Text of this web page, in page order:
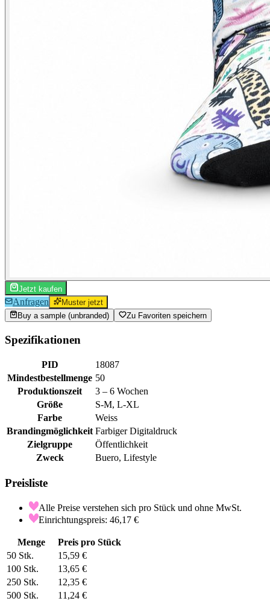
Jetzt kaufen
Anfragen
Muster jetzt
Buy a sample (unbranded)
Zu Favoriten speichern
Spezifikationen
PID
18087
Mindestbestellmenge 50
Produktionszeit
3 – 6 Wochen
Größe
S-M, L-XL
Farbe
Weiss
Brandingmöglichkeit Farbiger Digitaldruck
Zielgruppe
Öffentlichkeit
Zweck
Buero, Lifestyle
Preisliste
Alle Preise verstehen sich pro Stück und ohne MwSt.
Einrichtungspreis: 46,17 €
Menge
Preis pro Stück
50 Stk.
15,59 €
100 Stk.
13,65 €
250 Stk.
12,35 €
500 Stk.
11,24 €